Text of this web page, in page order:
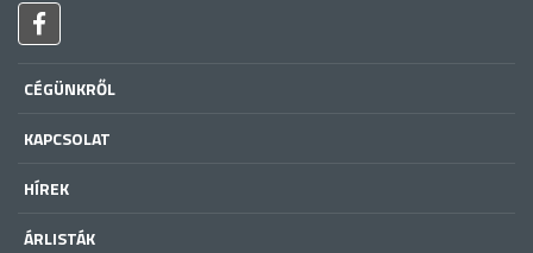
CÉGÜNKRŐL
KAPCSOLAT
HÍREK
ÁRLISTÁK